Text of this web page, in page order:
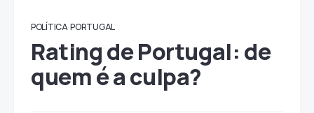
POLÍTICA PORTUGAL
Rating de Portugal: de
quem é a culpa?